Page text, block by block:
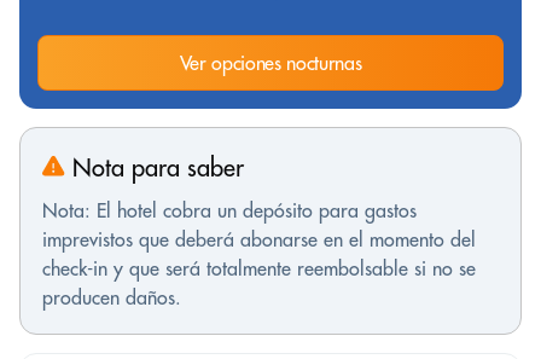
Ver opciones nocturnas
Nota para saber
Nota: El hotel cobra un depósito para gastos
imprevistos que deberá abonarse en el momento del
check-in y que será totalmente reembolsable si no se
producen daños.